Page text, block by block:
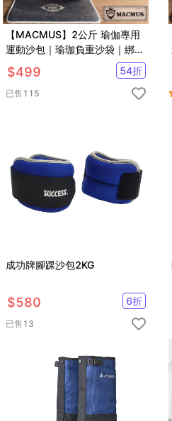
【MACMUS】2公斤 瑜伽專用
運動沙包｜瑜珈負重沙袋｜綁手
沙包
$499 54折
已售 115
成功牌腳踝沙包2KG
$580 6折
已售 13